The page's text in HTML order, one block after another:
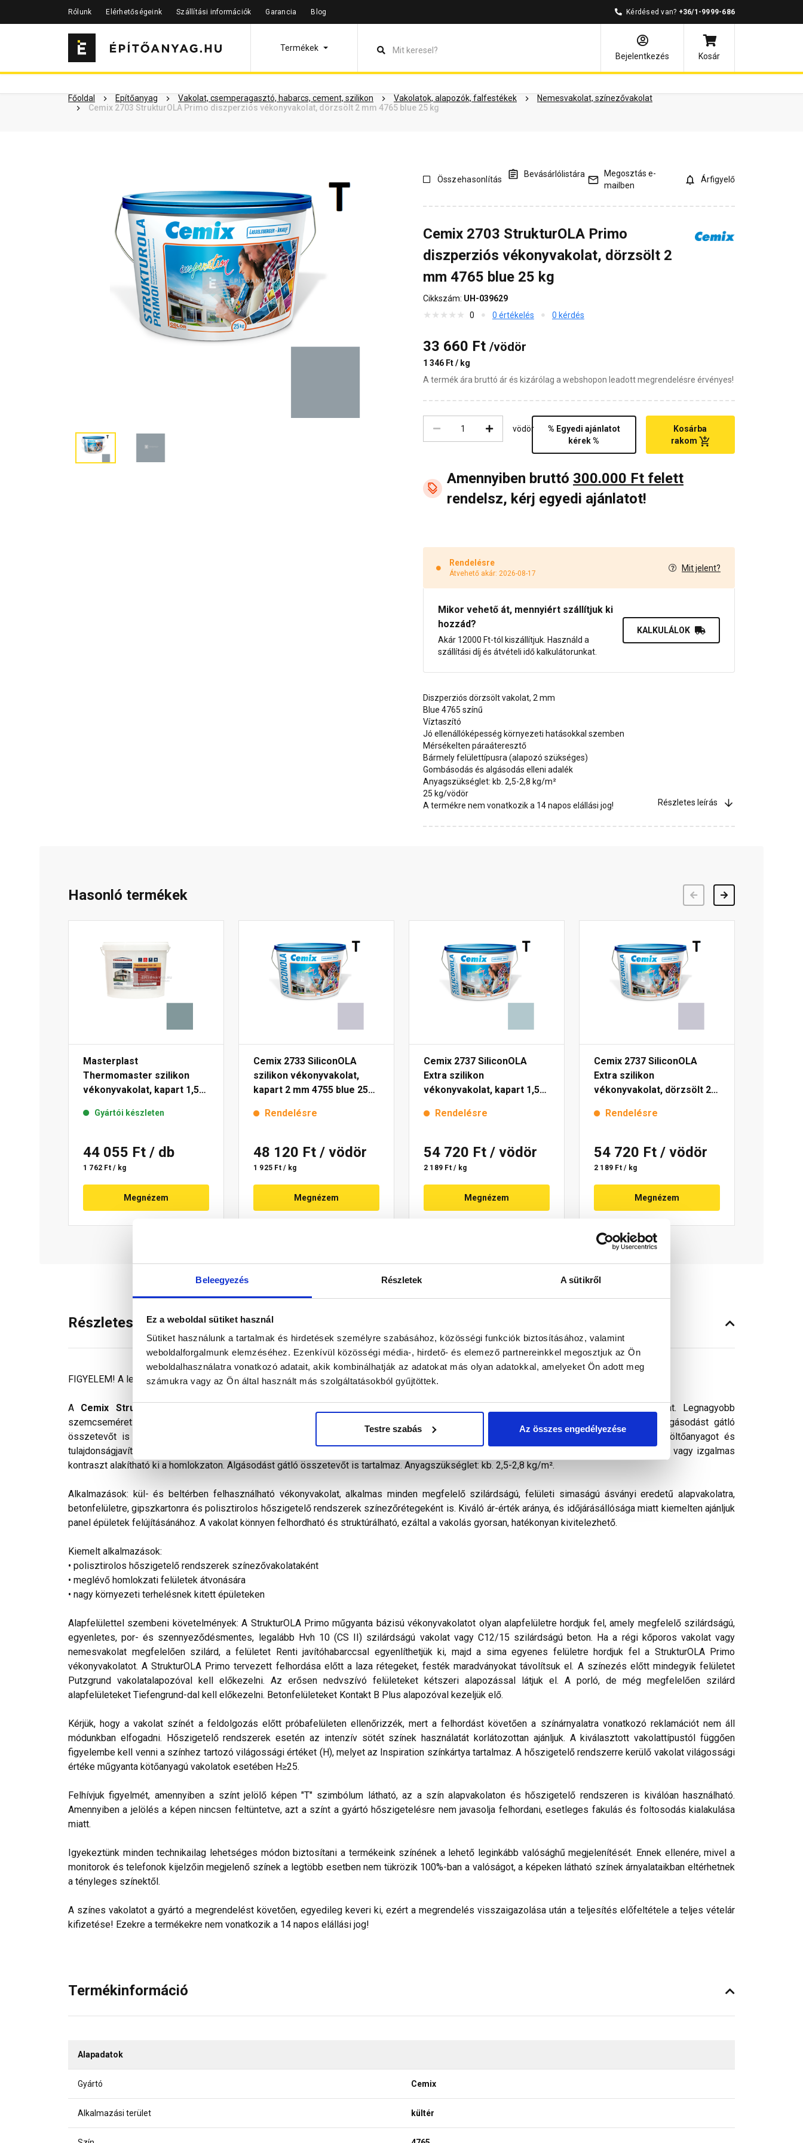
Beleegyezés Részletek A sütikről
Ez a weboldal sütiket használ
Sütiket használunk a tartalmak és hirdetések személyre szabásához, közösségi funkciók biztosításához, valamint
weboldalforgalmunk elemzéséhez. Ezenkívül közösségi média-, hirdető- és elemező partnereinkkel megosztjuk az Ön
weboldalhasználatra vonatkozó adatait, akik kombinálhatják az adatokat más olyan adatokkal, amelyeket Ön adott meg
számukra vagy az Ön által használt más szolgáltatásokból gyűjtöttek.
Testre szabás Az összes engedélyezése
Rólunk Elérhetőségeink Szállítási információk Garancia Blog Kérdésed van? +36/1-9999-686
Termékek
Bejelentkezés
Kosár
Főoldal Építőanyag Vakolat, csemperagasztó, habarcs, cement, szilikon Vakolatok, alapozók, falfestékek
Nemesvakolat, színezővakolat
Cemix 2703 StrukturOLA Primo diszperziós vékonyvakolat, dörzsölt 2 mm 4765 blue 25 kg
Szükséged lehet rá Részletes leírás Termékinformáció Dokumentumok Vásárlói vélemények Kérdések és válaszok
Összehasonlítás
Bevásárlólistára
Megosztás e-
mailben
Árfigyelő
Cemix 2703 StrukturOLA Primo
diszperziós vékonyvakolat, dörzsölt 2
mm 4765 blue 25 kg
Cikkszám: UH-039629
0
0 értékelés 0 kérdés
33 660 Ft /vödör
1 346 Ft / kg
A termék ára bruttó ár és kizárólag a webshopon leadott megrendelésre érvényes!
vödör
% Egyedi ajánlatot
kérek %
Kosárba
rakom
Amennyiben bruttó 300.000 Ft felett
rendelsz, kérj egyedi ajánlatot!
Rendelésre
Átvehető akár: 2026-08-17
Mit jelent?
Mikor vehető át, mennyiért szállítjuk ki
hozzád?
Akár 12000 Ft-tól kiszállítjuk. Használd a
szállítási díj és átvételi idő kalkulátorunkat.
KALKULÁLOK
Diszperziós dörzsölt vakolat, 2 mm
Blue 4765 színű
Víztaszító
Jó ellenállóképesség környezeti hatásokkal szemben
Mérsékelten páraáteresztő
Bármely felülettípusra (alapozó szükséges)
Gombásodás és algásodás elleni adalék
Anyagszükséglet: kb. 2,5-2,8 kg/m²
25 kg/vödör
A termékre nem vonatkozik a 14 napos elállási jog!
Részletes leírás
Hasonló termékek
Masterplast
Thermomaster szilikon
vékonyvakolat, kapart 1,5
Gyártói készleten
44 055 Ft / db
1 762 Ft / kg
Megnézem
Cemix 2733 SiliconOLA
szilikon vékonyvakolat,
kapart 2 mm 4755 blue 25
Rendelésre
48 120 Ft / vödör
1 925 Ft / kg
Megnézem
Cemix 2737 SiliconOLA
Extra szilikon
vékonyvakolat, kapart 1,5
Rendelésre
54 720 Ft / vödör
2 189 Ft / kg
Megnézem
Cemix 2737 SiliconOLA
Extra szilikon
vékonyvakolat, dörzsölt 2
Rendelésre
54 720 Ft / vödör
2 189 Ft / kg
Megnézem
Részletes leírás
FIGYELEM! A leírás végén fontos információkat talál a termékkel kapcsolatban. Kérjük, figyelmesen olvassa el!
A Cemix StrukturOLA Primo
gyárilag előkevert, dörzsölt hatású diszperziós bázisú, ﬁnomszemcsés vékonyvakolat. vékonyvakolat. Legnagyobb
szemcseméret: 2 mm. Viszonylag könnyen kivitelezhető és az ára miatt is a polisztirolos hőszigetelések kedvelt színezővakolata. Algásodást gátló
összetevőt is tartalmaz. Az anyag gyakorlatilag nem páraáteresztő. Vizes diszperziós kötőanyagot, időjárásálló pigmenteket, ásványi töltőanyagot és
tulajdonságjavító adalékokat tartalmaz. Színválasztékában pasztell és intenzív színek egyaránt megtalálhatók, ezáltal kellemes színharmónia vagy izgalmas
kontraszt alakítható ki a homlokzaton. Algásodást gátló összetevőt is tartalmaz. Anyagszükséglet: kb. 2,5-2,8 kg/m².
Alkalmazások: kül- és beltérben felhasználható vékonyvakolat, alkalmas minden megfelelő szilárdságú, felületi simaságú ásványi eredetű alapvakolatra,
betonfelületre, gipszkartonra és polisztirolos hőszigetelő rendszerek színezőrétegeként is. Kiváló ár-érték aránya, és időjárásállósága miatt kiemelten ajánljuk
panel épületek felújításánához. A vakolat könnyen felhordható és struktúrálható, ezáltal a vakolás gyorsan, hatékonyan kivitelezhető.
Kiemelt alkalmazások:
• polisztirolos hőszigetelő rendszerek színezővakolataként
• meglévő homlokzati felületek átvonására
• nagy környezeti terhelésnek kitett épületeken
Alapfelülettel szembeni követelmények: A StrukturOLA Primo műgyanta bázisú vékonyvakolatot olyan alapfelületre hordjuk fel, amely megfelelő szilárdságú,
egyenletes, por- és szennyeződésmentes, legalább Hvh 10 (CS II) szilárdságú vakolat vagy C12/15 szilárdságú beton. Ha a régi kőporos vakolat vagy
nemesvakolat megfelelően szilárd, a felületet Renti javítóhabarccsal egyenlíthetjük ki, majd a sima egyenes felületre hordjuk fel a StrukturOLA Primo
vékonyvakolatot. A StrukturOLA Primo tervezett felhordása előtt a laza rétegeket, festék maradványokat távolítsuk el. A színezés előtt mindegyik felületet
Putzgrund vakolatalapozóval kell előkezelni. Az erősen nedvszívó felületeket kétszeri alapozással látjuk el. A porló, de még megfelelően szilárd
alapfelületeket Tiefengrund-dal kell előkezelni. Betonfelületeket Kontakt B Plus alapozóval kezeljük elő.
Kérjük, hogy a vakolat színét a feldolgozás előtt próbafelületen ellenőrizzék, mert a felhordást követően a színárnyalatra vonatkozó reklamációt nem áll
módunkban elfogadni. Hőszigetelő rendszerek esetén az intenzív sötét színek használatát korlátozottan ajánljuk. A kiválasztott vakolattípustól függően
figyelembe kell venni a színhez tartozó világossági értéket (H), melyet az Inspiration színkártya tartalmaz. A hőszigetelő rendszerre kerülő vakolat világossági
értéke műgyanta kötőanyagú vakolatok esetében H≥25.
Felhívjuk figyelmét, amennyiben a színt jelölő képen "T" szimbólum látható, az a szín alapvakolaton és hőszigetelő rendszeren is kiválóan használható.
Amennyiben a jelölés a képen nincsen feltüntetve, azt a színt a gyártó hőszigetelésre nem javasolja felhordani, esetleges fakulás és foltosodás kialakulása
miatt.
Igyekeztünk minden technikailag lehetséges módon biztosítani a termékeink színének a lehető leginkább valósághű megjelenítését. Ennek ellenére, mivel a
monitorok és telefonok kijelzőin megjelenő színek a legtöbb esetben nem tükrözik 100%-ban a valóságot, a képeken látható színek árnyalataikban eltérhetnek
a tényleges színektől.
A színes vakolatot a gyártó a megrendelést követően, egyedileg keveri ki, ezért a megrendelés visszaigazolása után a teljesítés előfeltétele a teljes vételár
kifizetése! Ezekre a termékekre nem vonatkozik a 14 napos elállási jog!
Termékinformáció
Alapadatok
Gyártó Cemix
Alkalmazási terület kültér